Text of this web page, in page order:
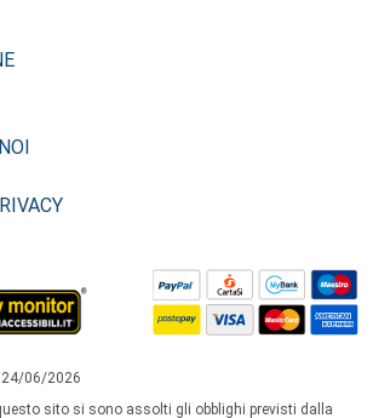
06/2026
sito si sono assolti gli obblighi previsti dalla